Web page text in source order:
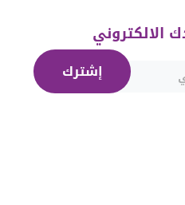
الالكتروني
إشترك